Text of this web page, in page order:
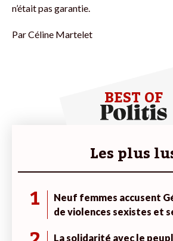
n’était pas garantie.
ParCéline Martelet
BEST OF
Les plus
1
Neuf femmes accusent
de violences sexistes et
La solidarité avec le